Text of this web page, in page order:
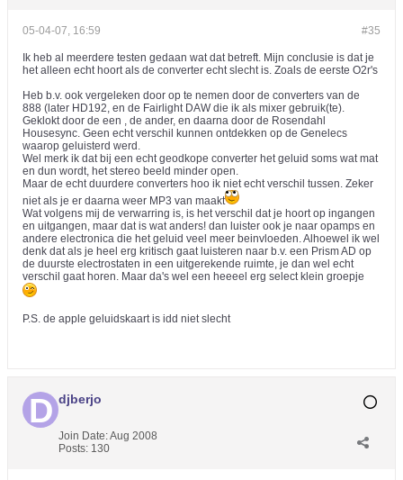
#35
05-04-07, 16:59
Ik heb al meerdere testen gedaan wat dat betreft. Mijn conclusie is dat je
het alleen echt hoort als de converter echt slecht is. Zoals de eerste O2r's
Heb b.v. ook vergeleken door op te nemen door de converters van de
888 (later HD192, en de Fairlight DAW die ik als mixer gebruik(te).
Geklokt door de een , de ander, en daarna door de Rosendahl
Housesync. Geen echt verschil kunnen ontdekken op de Genelecs
waarop geluisterd werd.
Wel merk ik dat bij een echt geodkope converter het geluid soms wat mat
en dun wordt, het stereo beeld minder open.
Maar de echt duurdere converters hoo ik niet echt verschil tussen. Zeker
niet als je er daarna weer MP3 van maakt
Wat volgens mij de verwarring is, is het verschil dat je hoort op ingangen
en uitgangen, maar dat is wat anders! dan luister ook je naar opamps en
andere electronica die het geluid veel meer beinvloeden. Alhoewel ik wel
denk dat als je heel erg kritisch gaat luisteren naar b.v. een Prism AD op
de duurste electrostaten in een uitgerekende ruimte, je dan wel echt
verschil gaat horen. Maar da's wel een heeeel erg select klein groepje
P.S. de apple geluidskaart is idd niet slecht
djberjo
Join Date:Aug 2008
Posts: 130